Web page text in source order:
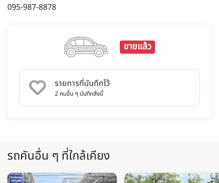
095-987-8878
ขายแล้ว
รายการที่บันทึกไว้
2 คนอื่น ๆ บันทึกสิ่งนี้
รถคันอื่น ๆ ที่ใกล้เคียง